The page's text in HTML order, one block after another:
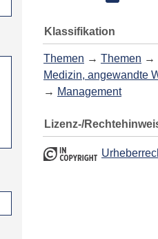
Klassifikation
Themen → Themen →
Medizin, angewandte
→ Management
Lizenz-/